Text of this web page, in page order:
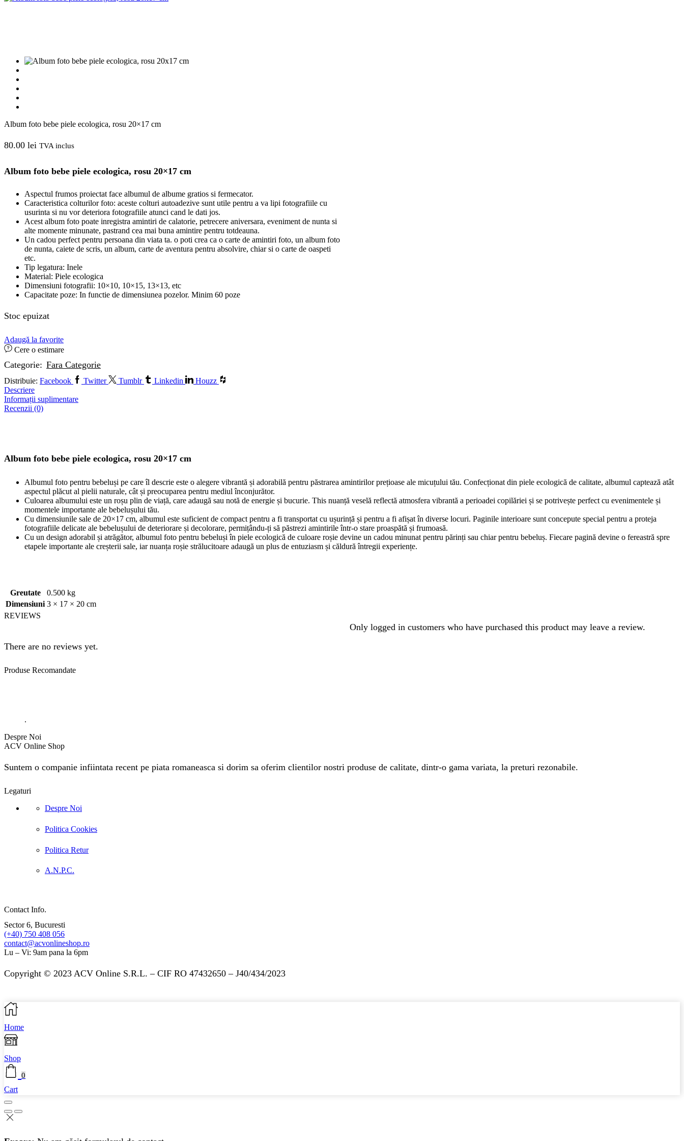
Album foto bebe piele ecologica, rosu 20×17 cm
80.00 lei TVA inclus
Album foto bebe piele ecologica, rosu 20×17 cm
Aspectul frumos proiectat face albumul de albume gratios si fermecator.
Caracteristica colturilor foto: aceste colturi autoadezive sunt utile pentru a va lipi fotografiile cu
usurinta si nu vor deteriora fotografiile atunci cand le dati jos.
Acest album foto poate inregistra amintiri de calatorie, petrecere aniversara, eveniment de nunta si
alte momente minunate, pastrand cea mai buna amintire pentru totdeauna.
Un cadou perfect pentru persoana din viata ta. o poti crea ca o carte de amintiri foto, un album foto
de nunta, caiete de scris, un album, carte de aventura pentru absolvire, chiar si o carte de oaspeti
etc.
Tip legatura: Inele
Material: Piele ecologica
Dimensiuni fotografii: 10×10, 10×15, 13×13, etc
Capacitate poze: In functie de dimensiunea pozelor. Minim 60 poze
Stoc epuizat
Adaugă la favorite
Cere o estimare
Categorie: Fara Categorie
Distribuie: Facebook Twitter Tumblr Linkedin
Houzz
Descriere
Informații suplimentare
Recenzii (0)
Album foto bebe piele ecologica, rosu 20×17 cm
Albumul foto pentru bebeluși pe care îl descrie este o alegere vibrantă și adorabilă pentru păstrarea amintirilor prețioase ale micuțului tău. Confecționat din piele ecologică de calitate, albumul captează atât
aspectul plăcut al pielii naturale, cât și preocuparea pentru mediul înconjurător.
Culoarea albumului este un roșu plin de viață, care adaugă sau notă de energie și bucurie. This nuanță veselă reflectă atmosfera vibrantă a perioadei copilăriei și se potrivește perfect cu evenimentele și
momentele importante ale bebelușului tău.
Cu dimensiunile sale de 20×17 cm, albumul este suficient de compact pentru a fi transportat cu ușurință și pentru a fi afișat în diverse locuri. Paginile interioare sunt concepute special pentru a proteja
fotografiile delicate ale bebelușului de deteriorare și decolorare, permițându-ți să păstrezi amintirile într-o stare proaspătă și frumoasă.
Cu un design adorabil și atrăgător, albumul foto pentru bebeluși în piele ecologică de culoare roșie devine un cadou minunat pentru părinți sau chiar pentru bebeluș. Fiecare pagină devine o fereastră spre
etapele importante ale creșterii sale, iar nuanța roșie strălucitoare adaugă un plus de entuziasm și căldură întregii experiențe.
Greutate
0.500 kg
Dimensiuni 3 × 17 × 20 cm
REVIEWS
There are no reviews yet.
Only logged in customers who have purchased this product may leave a review.
Produse Recomandate
.
Despre Noi
ACV Online Shop
Suntem o companie infiintata recent pe piata romaneasca si dorim sa oferim clientilor nostri produse de calitate, dintr-o gama variata, la preturi rezonabile.
Legaturi
Despre Noi
Politica Cookies
Politica Retur
A.N.P.C.
Contact Info.
Sector 6, Bucuresti
(+40) 750 408 056
contact@acvonlineshop.ro
Lu – Vi: 9am pana la 6pm
Copyright © 2023 ACV Online S.R.L. – CIF RO 47432650 – J40/434/2023
Home
Shop
0
Cart